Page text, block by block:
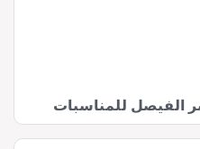
الفيصل للمناسبات